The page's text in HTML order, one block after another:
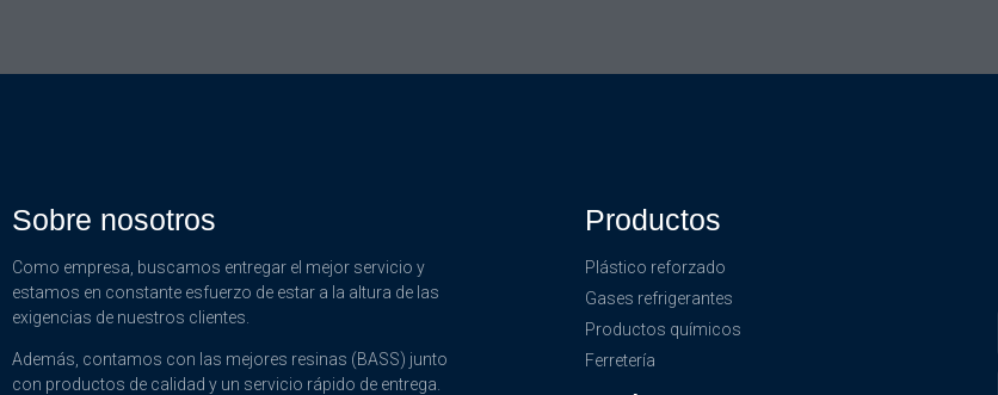
Sobre nosotros
Como empresa, buscamos entregar el mejor servicio y
estamos en constante esfuerzo de estar a la altura de las
exigencias de nuestros clientes.
Además, contamos con las mejores resinas (BASS) junto
con productos de calidad y un servicio rápido de entrega.
Productos
Plástico reforzado
Gases refrigerantes
Productos químicos
Ferretería